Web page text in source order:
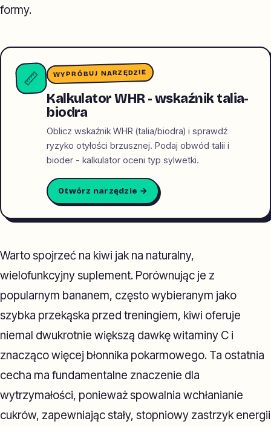
formy.
📏 WYPRÓBUJ NARZĘDZIE
Kalkulator WHR - wskaźnik talia-
biodra
Oblicz wskaźnik WHR (talia/biodra) i sprawdź
ryzyko otyłości brzusznej. Podaj obwód talii i
bioder - kalkulator oceni typ sylwetki.
Otwórz narzędzie →
Warto spojrzeć na kiwi jak na naturalny,
wielofunkcyjny suplement. Porównując je z
popularnym bananem, często wybieranym jako
szybka przekąska przed treningiem, kiwi oferuje
niemal dwukrotnie większą dawkę witaminy C i
znacząco więcej błonnika pokarmowego. Ta ostatnia
cecha ma fundamentalne znaczenie dla
wytrzymałości, ponieważ spowalnia wchłanianie
cukrów, zapewniając stały, stopniowy zastrzyk energii